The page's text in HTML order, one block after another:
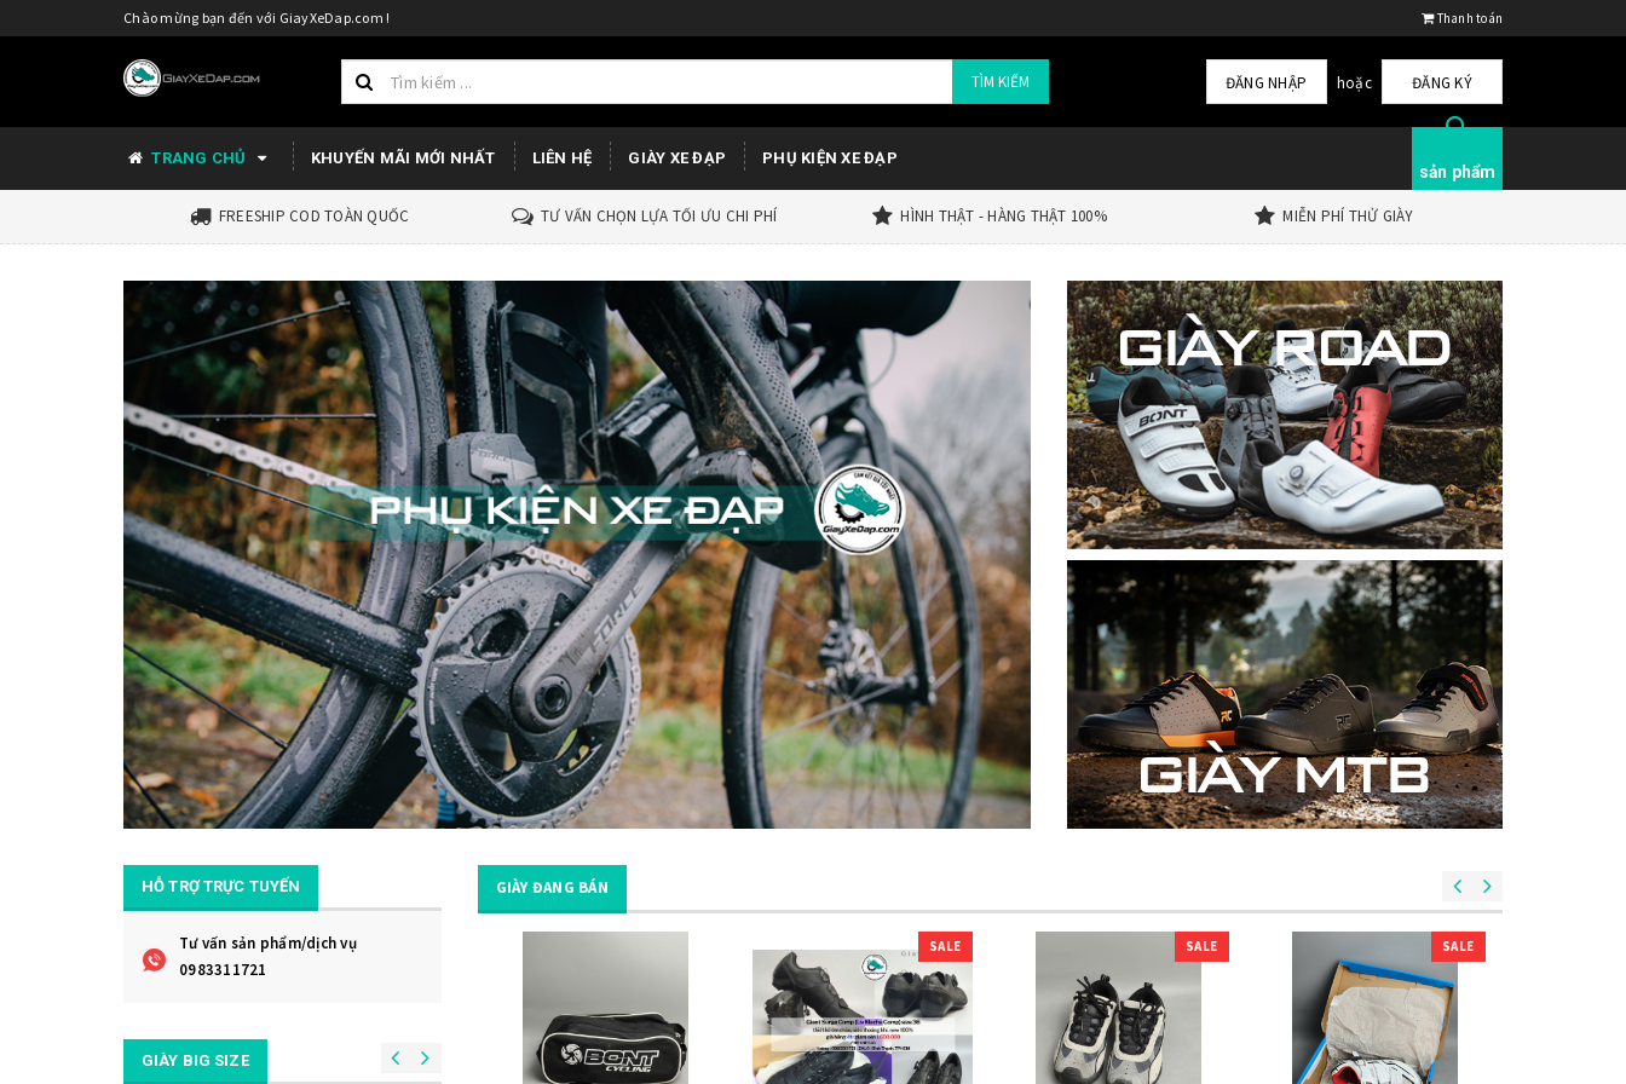
Chào mừng bạn đến với GiayXeDap.com ! Thanh toán
TÌM KIẾM ĐĂNG NHẬP hoặc ĐĂNG KÝ
TRANG CHỦ KHUYẾN MÃI MỚI NHẤT LIÊN HỆ GIÀY XE ĐẠP PHỤ KIỆN XE ĐẠP
sản phẩm
FREESHIP COD TOÀN QUỐC TƯ VẤN CHỌN LỰA TỐI ƯU CHI PHÍ HÌNH THẬT - HÀNG THẬT 100% MIỄN PHÍ THỬ GIÀY
GIÀY ĐANG BÁN
SALE SALE SALE
HỖ TRỢ TRỰC TUYẾN
Tư vấn sản phẩm/dịch vụ
0983311721
GIÀY BIG SIZE